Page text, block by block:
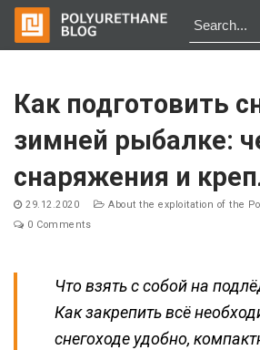
content
Как подготовить
зимней рыбалке:
снаряжения и
29.12.2020
About the exploitation of the
0 Comments
Что взять с собой на
Как закрепить всё
снегоходе удобно,